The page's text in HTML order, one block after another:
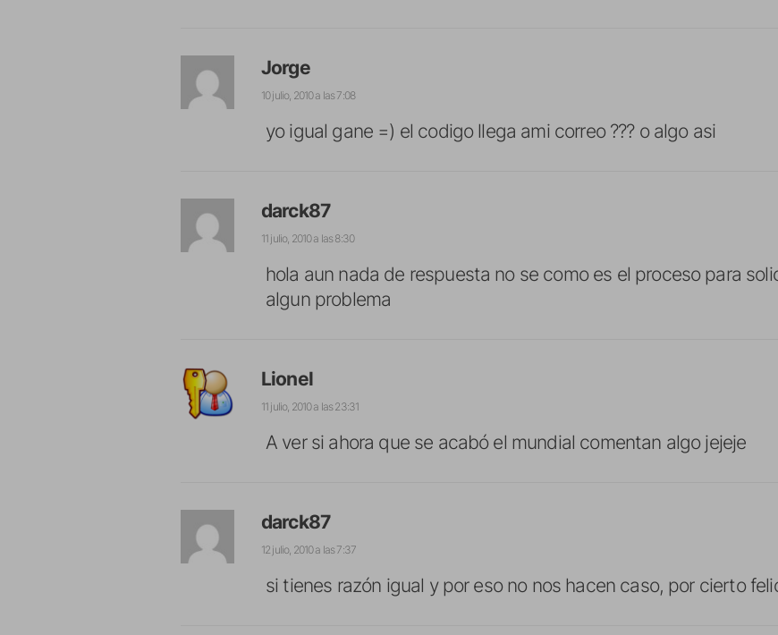
Jorge
10 julio, 2010 a las 7:08
yo igual gane =) el codigo llega ami correo ??? o algo asi
darck87
11 julio, 2010 a las 8:30
hola aun nada de respuesta no se como es el proceso para
algun problema
Lionel
11 julio, 2010 a las 23:31
A ver si ahora que se acabó el mundial comentan algo jejeje
darck87
12 julio, 2010 a las 7:37
si tienes razón igual y por eso no nos hacen caso, por cierto